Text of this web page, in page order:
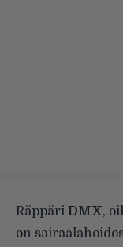
Räppäri DMX,
on